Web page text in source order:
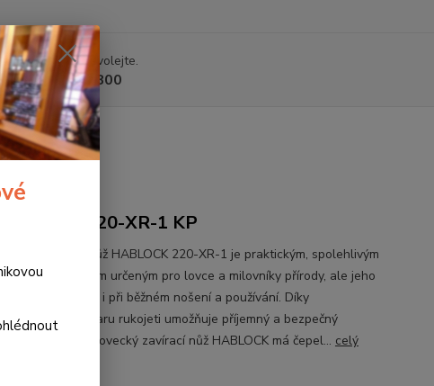
si rady? Zavolejte.
225 375 800
HABLOCK 220-XR-1 KP
Lovecký zavírací nůž HABLOCK 220-XR-1 je praktickým, spolehlivým
nožem určeným pro lovce a milovníky přírody, ale jeho
kvality ocení každý i při běžném nošení a používání. Díky
tvaru rukojeti umožňuje příjemný a bezpečný
úchop.VYBAVENÍ:Lovecký zavírací nůž HABLOCK má čepel... celý